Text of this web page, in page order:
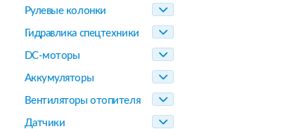
Рулевые колонки
Гидравлика спецтехники
DC-моторы
Аккумуляторы
Вентиляторы отопителя
Датчики